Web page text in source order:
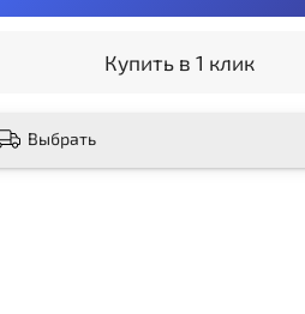
Купить в 1 клик
Выбрать